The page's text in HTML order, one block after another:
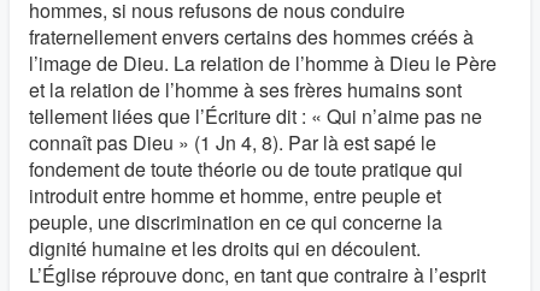
hommes, si nous refusons de nous conduire
fraternellement envers certains des hommes créés à
l’image de Dieu. La relation de l’homme à Dieu le Père
et la relation de l’homme à ses frères humains sont
tellement liées que l’Écriture dit : « Qui n’aime pas ne
connaît pas Dieu » (1 Jn 4, 8). Par là est sapé le
fondement de toute théorie ou de toute pratique qui
introduit entre homme et homme, entre peuple et
peuple, une discrimination en ce qui concerne la
dignité humaine et les droits qui en découlent.
L’Église réprouve donc, en tant que contraire à l’esprit